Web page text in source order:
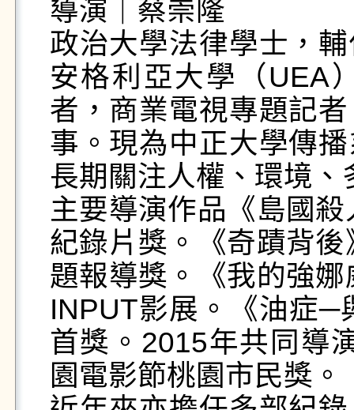
導演｜蔡崇隆
政治大學法律學士，
安格利亞大學（UEA
者，商業電視專題記
事。現為中正大學傳
長期關注人權、環境
主要導演作品《島國
紀錄片獎。《奇蹟背
題報導獎。《我的強
INPUT影展。《油症─
首獎。2015年共同導
園電影節桃園市民獎。